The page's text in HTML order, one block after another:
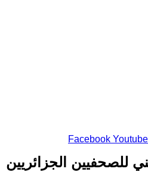
Facebook Youtube
للصحفيين الجزائريين